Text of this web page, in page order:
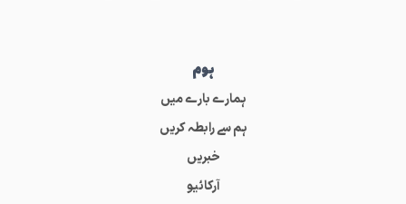
ہوم
ہمارے بارے میں
ہم سے رابطہ کریں
خبریں
آرکائیو